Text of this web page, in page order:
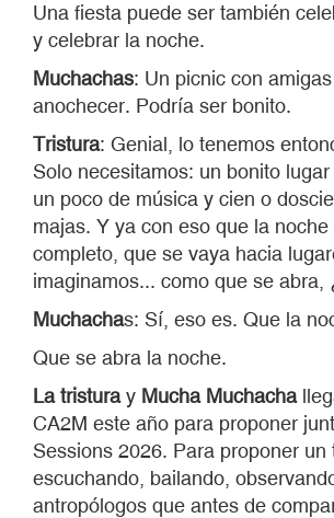
Una fiesta puede ser también
y celebrar la noche.
Muchachas: Un picnic con
anochecer. Podría ser bonito.
Tristura: Genial, lo tenemos
Solo necesitamos: un bonito lugar
un poco de música y cien o
majas. Y ya con eso que la
completo, que se vaya hacia
imaginamos... como que se abra,
Muchachas: Sí, eso es. Que la
Que se abra la noche.
La tristuray Mucha Muchacha
CA2M este año para proponer
Sessions 2026. Para proponer un
escuchando, bailando,
antropólogos que antes de